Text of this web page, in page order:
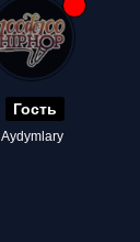
Гость
Aydymlary